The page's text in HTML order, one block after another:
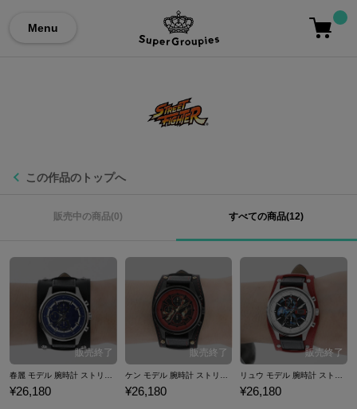
Menu
この作品のトップへ
販売中の商品(0) すべての商品(12)
¥26,180 ¥26,180 ¥26,180